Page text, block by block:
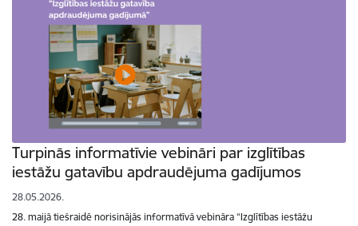
Turpinās informatīvie vebināri par izglītības
iestāžu gatavību apdraudējuma gadījumos
28.05.2026.
28. maijā tiešraidē norisinājās informatīvā vebināra “Izglītības iestāžu